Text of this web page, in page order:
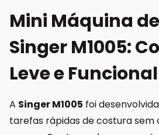
Mini Máquina
Singer M1005:
Leve e Funcional
A Singer M1005 foi
tarefas rápidas de costura sem